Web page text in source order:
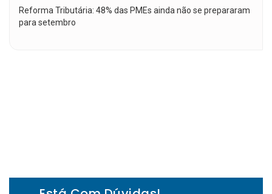
Reforma Tributária: 48% das PMEs ainda não se prepararam
para setembro